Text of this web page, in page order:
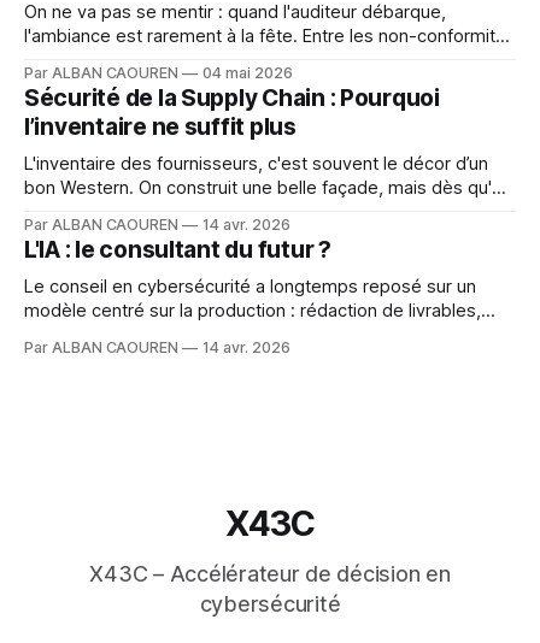
On ne va pas se mentir : quand l'auditeur débarque,
l'ambiance est rarement à la fête. Entre les non-conformités
vouloir se cacher sous son bureau.
Par ALBAN CAOUREN 04 mai 2026
Sécurité de la Supply Chain : Pourquoi
l’inventaire ne suffit plus
L'inventaire des fournisseurs, c'est souvent le décor d’un
bon Western. On construit une belle façade, mais dès qu'on
dans le saloon.
Par ALBAN CAOUREN 14 avr. 2026
L'IA : le consultant du futur ?
Le conseil en cybersécurité a longtemps reposé sur un
modèle centré sur la production : rédaction de livrables,
l’intelligence artificielle, cette logique évolue.
Par ALBAN CAOUREN 14 avr. 2026
X43C
X43C – Accélérateur de décision en
cybersécurité